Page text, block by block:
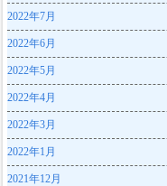
2022年7月
2022年6月
2022年5月
2022年4月
2022年3月
2022年1月
2021年12月